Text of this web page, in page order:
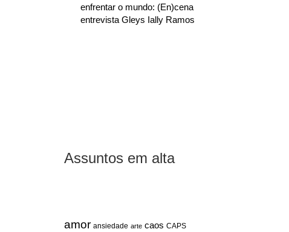
enfrentar o mundo: (En)cena
entrevista Gleys Ially Ramos
Assuntos em alta
amor ansiedade arte caos CAPS